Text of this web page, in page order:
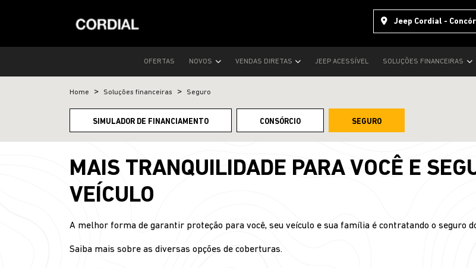
Jeep Cordial -
OFERTAS NOVOS VENDAS DIRETAS JEEP ACESSÍVEL SOLUÇÕES FINANCEIRAS
Home Soluções financeiras Seguro
SIMULADOR DE FINANCIAMENTO CONSÓRCIO SEGURO
MAIS TRANQUILIDADE PARA VOCÊ E
VEÍCULO
A melhor forma de garantir proteção para você, seu veículo e sua família é contratando o seguro
Saiba mais sobre as diversas opções de coberturas.